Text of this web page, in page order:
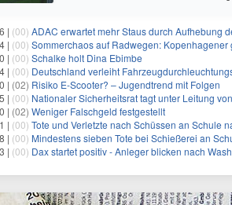
| (00) ADAC erwartet mehr Staus durch Aufhebung
| (00) Sommerchaos auf Radwegen: Kopenhagener
| (00) Schalke holt Dina Ebimbe
| (00) Deutschland verleiht
| (02) Risiko E-Scooter? – Jugendtrend mit Folgen
| (00) Nationaler Sicherheitsrat tagt unter Leitung
| (02) Weniger Falschgeld festgestellt
| (00) Tote und Verletzte nach Schüssen an Schule
| (00) Mindestens sieben Tote bei Schießerei an
| (00) Dax startet positiv - Anleger blicken nach